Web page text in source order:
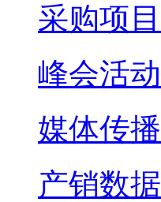
采购项目
峰会活动
媒体传播
产销数据